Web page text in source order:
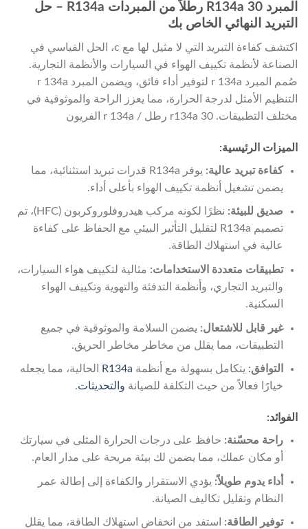
المبرد R134a 30 رطلاً من المبردات R134a – حل
التبريد النهائي الخاص بك
اكتشف كفاءة التبريد التي لا مثيل لها مع c، الحل القياسي في
الصناعة لأنظمة تكييف الهواء في السيارات والأنظمة التجارية.
صُمم المبرد r 134a لتوفير أداء فائق، ويضمن المبرد r 134a
التنظيم الأمثل لدرجة الحرارة، مما يعزز الراحة والموثوقية في
مختلف التطبيقات. r134a 30 رطل / r 134a الفريون
الميزات الرئيسية:
كفاءة تبريد عالية:
يوفر R134a قدرات تبريد استثنائية، مما
يضمن تشغيل أنظمة تكييف الهواء بأعلى أداء.
صديق للبيئة:
نظرًا لكونه مركب هيدروفلوروكربون (HFC)، تم
تصميم R134a لتقليل التأثير البيئي مع الحفاظ على كفاءة
عالية في استهلاك الطاقة.
تطبيقات متعددة الاستخدامات: مثالية لتكييف هواء السيارات،
والتبريد التجاري، وأنظمة التدفئة والتهوية وتكييف الهواء
السكنية.
غير قابل للاشتعال: يضمن السلامة والموثوقية في جميع
التطبيقات، مما يقلل من مخاطر مخاطر الحريق.
التوافق: يتكامل بسهولة مع أنظمة R134a
الحالية، مما يجعله
خيارًا فعالاً من حيث التكلفة للصيانة والتحديثات.
الفوائد:
راحة محسّنة: حافظ على درجات الحرارة المثلى في سيارتك
أو مكان عملك، مما يضمن لك بيئة مريحة على مدار العام.
أداء يدوم طويلاً: يؤدي الاستقرار والكفاءة إلى إطالة عمر
النظام وتقليل تكاليف الصيانة.
توفير الطاقة: استفد من انخفاض استهلاك الطاقة، مما يقلل